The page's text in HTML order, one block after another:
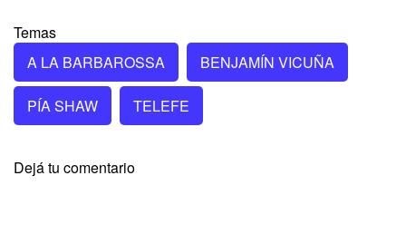
Temas
A LA BARBAROSSA
BENJAMÍN VICUÑA
PÍA SHAW TELEFE
Dejá tu comentario